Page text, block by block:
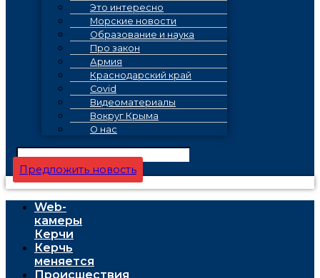
Это интересно
Морские новости
Образование и наука
Про закон
Армия
Краснодарский край
Covid
Видеоматериалы
Вокруг Крыма
О нас
Предложить новость
Web-
камеры
Керчи
Керчь
меняется
Проиcшествия